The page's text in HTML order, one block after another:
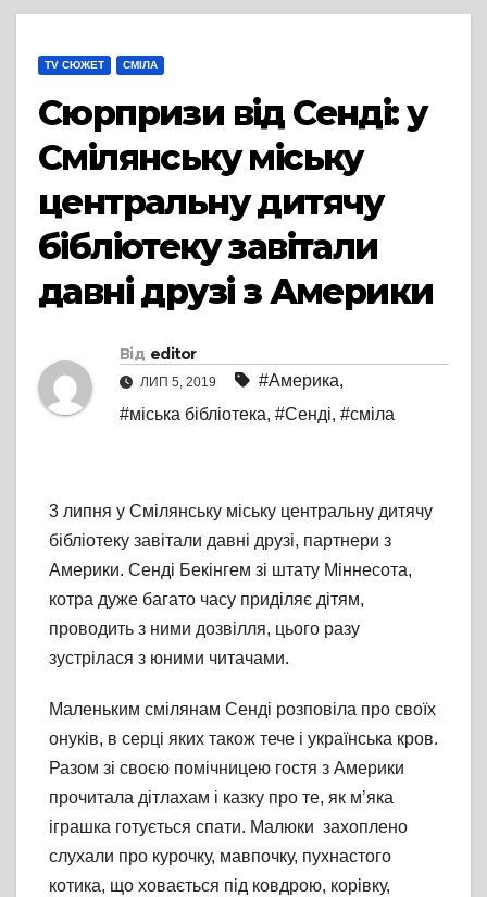
TV СЮЖЕТ СМІЛА
Сюрпризи від Сенді: у
Смілянську міську
центральну дитячу
бібліотеку завітали
давні друзі з Америки
Від editor
ЛИП 5, 2019 #Америка,
#міська бібліотека, #Сенді, #сміла
3 липня у Смілянську міську центральну дитячу
бібліотеку завітали давні друзі, партнери з
Америки. Сенді Бекінгем зі штату Міннесота,
котра дуже багато часу приділяє дітям,
проводить з ними дозвілля, цього разу
зустрілася з юними читачами.
Маленьким смілянам Сенді розповіла про своїх
онуків, в серці яких також тече і українська кров.
Разом зі своєю помічницею гостя з Америки
прочитала дітлахам і казку про те, як м’яка
іграшка готується спати. Малюки захоплено
слухали про курочку, мавпочку, пухнастого
котика, що ховається під ковдрою, корівку,